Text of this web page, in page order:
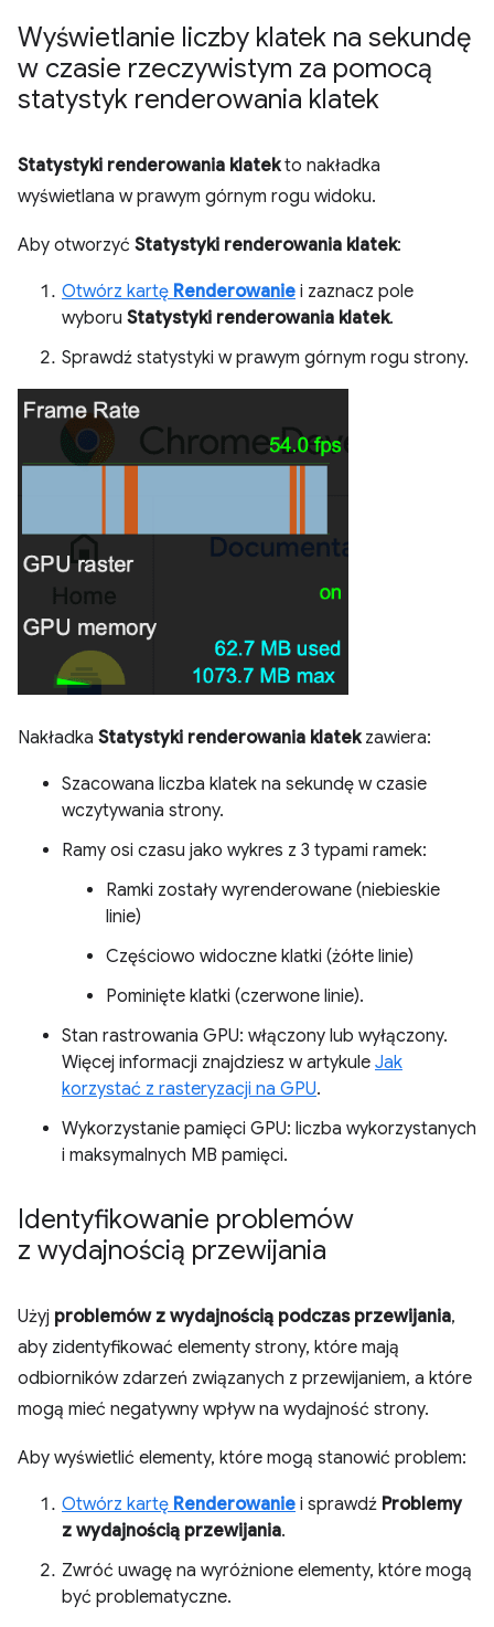
Wyświetlanie liczby klatek na sekundę
w czasie rzeczywistym za pomocą
statystyk renderowania klatek
Statystyki renderowania klatekto nakładka
wyświetlana w prawym górnym rogu widoku.
Aby otworzyć Statystyki renderowania klatek:
Otwórz kartę Renderowanie i zaznacz pole
wyboru Statystyki renderowania klatek.
Sprawdź statystyki w prawym górnym rogu strony.
Nakładka Statystyki renderowania klatekzawiera:
Szacowana liczba klatek na sekundę w czasie
wczytywania strony.
Ramy osi czasu jako wykres z 3 typami ramek:
Ramki zostały wyrenderowane (niebieskie
linie)
Częściowo widoczne klatki (żółte linie)
Pominięte klatki (czerwone linie).
Stan rastrowania GPU: włączony lub wyłączony.
Więcej informacji znajdziesz w artykule Jak
korzystać z rasteryzacji na GPU.
Wykorzystanie pamięci GPU: liczba wykorzystanych
i maksymalnych MB pamięci.
Identyfikowanie problemów
z wydajnością przewijania
Użyj problemów z wydajnością podczas przewijania,
aby zidentyfikować elementy strony, które mają
odbiorników zdarzeń związanych z przewijaniem, a które
mogą mieć negatywny wpływ na wydajność strony.
Aby wyświetlić elementy, które mogą stanowić problem:
Otwórz kartę Renderowanie i sprawdź Problemy
z wydajnością przewijania.
Zwróć uwagę na wyróżnione elementy, które mogą
być problematyczne.